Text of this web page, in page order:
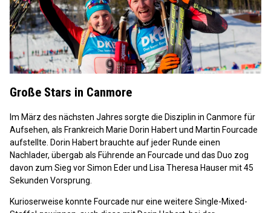
Große Stars in Canmore
Im März des nächsten Jahres sorgte die Disziplin in Canmore für
Aufsehen, als Frankreich Marie Dorin Habert und Martin Fourcade
aufstellte. Dorin Habert brauchte auf jeder Runde einen
Nachlader, übergab als Führende an Fourcade und das Duo zog
davon zum Sieg vor Simon Eder und Lisa Theresa Hauser mit 45
Sekunden Vorsprung.
Kurioserweise konnte Fourcade nur eine weitere Single-Mixed-